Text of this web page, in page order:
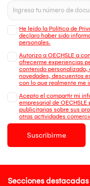
He leído la Política de
declaro haber sido
personales.
Autorizo a OECHSLE a
ofrecerme experiencias
contenido personalizado,
novedades, descuentos
con lo que realmente me
Acepto el compartir mi
empresarial de
publicitarias sobre sus
otras actividades
Suscribirme
Secciones destacadas